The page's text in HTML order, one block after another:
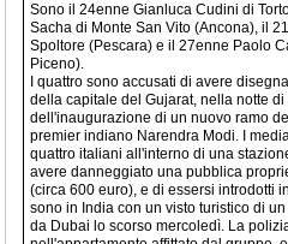
Sono il 24enne Gianluca Cudini di
Sacha di Monte San Vito (Ancona), il
Spoltore (Pescara) e il 27enne Paolo
Piceno).
I quattro sono accusati di avere
della capitale del Gujarat, nella notte
dell'inaugurazione di un nuovo ramo
premier indiano Narendra Modi. I
quattro italiani all'interno di una
avere danneggiato una pubblica
(circa 600 euro), e di essersi introdotti
sono in India con un visto turistico di
da Dubai lo scorso mercoledì. La